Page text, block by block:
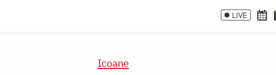
LIVE
Icoane